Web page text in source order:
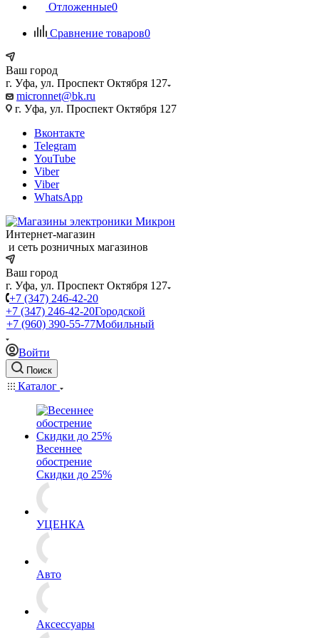
Отложенные0
Сравнение товаров0
Ваш город
г. Уфа, ул. Проспект Октября 127
micronnet@bk.ru
г. Уфа, ул. Проспект Октября 127
Вконтакте
Telegram
YouTube
Viber
Viber
WhatsApp
Интернет-магазин
и сеть розничных магазинов
Ваш город
г. Уфа, ул. Проспект Октября 127
+7 (347) 246-42-20
+7 (347) 246-42-20Городской
+7 (960) 390-55-77Мобильный
Войти
Поиск
Каталог
Весеннее
обострение
Скидки до 25%
УЦЕНКА
Авто
Аксессуары